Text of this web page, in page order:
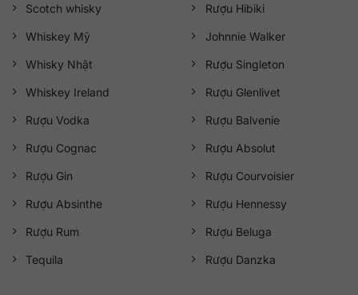
Scotch whisky
Whiskey Mỹ
Whisky Nhật
Whiskey Ireland
Rượu Vodka
Rượu Cognac
Rượu Gin
Rượu Absinthe
Rượu Rum
Tequila
Rượu Hibiki
Johnnie Walker
Rượu Singleton
Rượu Glenlivet
Rượu Balvenie
Rượu Absolut
Rượu Courvoisier
Rượu Hennessy
Rượu Beluga
Rượu Danzka